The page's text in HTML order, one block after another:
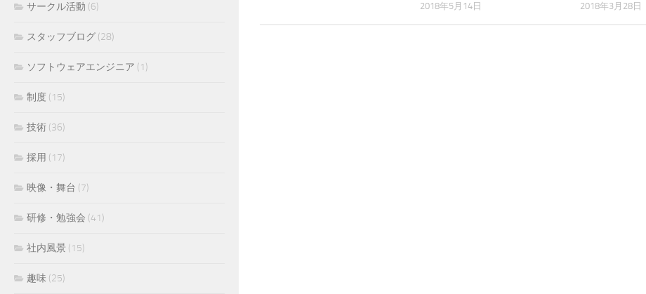
2018年5月14日 2018年3月28日
サークル活動 (6)
スタッフブログ (28)
ソフトウェアエンジニア (1)
制度 (15)
技術 (36)
採用 (17)
映像・舞台 (7)
研修・勉強会 (41)
社内風景 (15)
趣味 (25)